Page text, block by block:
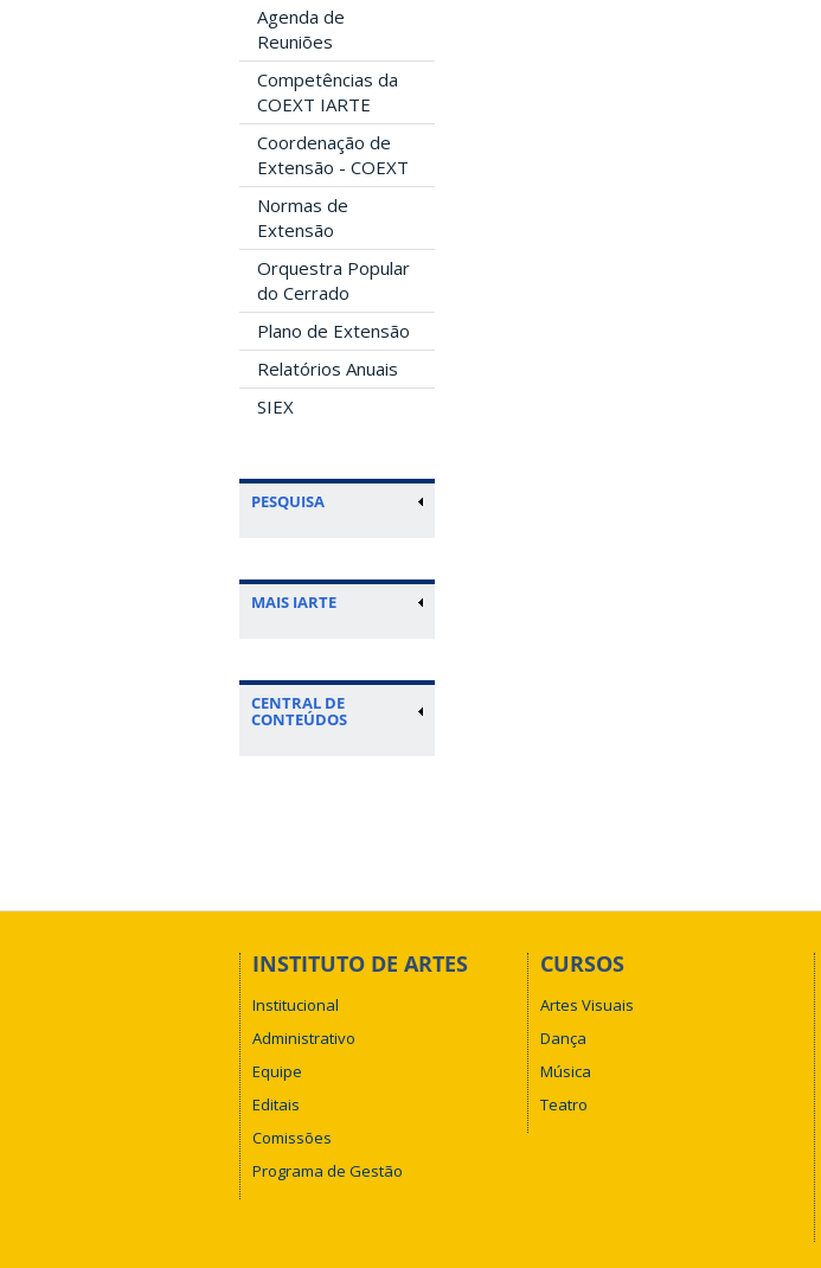
Agenda de
Reuniões
Competências da
COEXT IARTE
Coordenação de
Extensão - COEXT
Normas de
Extensão
Orquestra Popular
do Cerrado
Plano de Extensão
Relatórios Anuais
SIEX
PESQUISA
MAIS IARTE
CENTRAL DE
CONTEÚDOS
INSTITUTO DE ARTES
Institucional
Administrativo
Equipe
Editais
Comissões
Programa de Gestão
CURSOS
Artes Visuais
Dança
Música
Teatro